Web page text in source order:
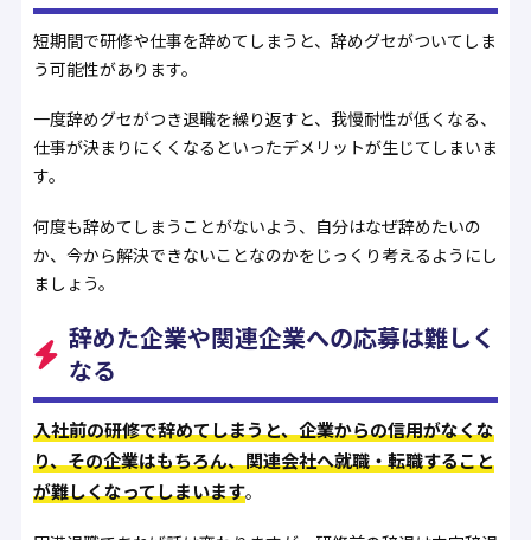
短期間で研修や仕事を辞めてしまうと、辞めグセがついてしま
う可能性があります。
一度辞めグセがつき退職を繰り返すと、我慢耐性が低くなる、
仕事が決まりにくくなるといったデメリットが生じてしまいま
す。
何度も辞めてしまうことがないよう、自分はなぜ辞めたいの
か、今から解決できないことなのかをじっくり考えるようにし
ましょう。
辞めた企業や関連企業への応募は難しく
なる
入社前の研修で辞めてしまうと、企業からの信用がなくな
り、その企業はもちろん、関連会社へ就職・転職すること
が難しくなってしまいます。